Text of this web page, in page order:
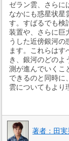
ゼラン雲、さらに
なかにも惑星状星
す。すばるでも検
装置や、さらに巨
うした近傍銀河の
ます。これらはす
き、銀河のどのよ
測が進んでいくこ
できるのと同時に
雲についてもより
著者：田実